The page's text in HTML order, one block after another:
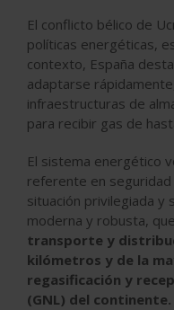
El conflicto bélico de
políticas energéticas,
contexto, España
adaptarse
infraestructuras de
para recibir gas de
El sistema energético
referente en
situación privilegiada y
moderna y robusta,
transporte y
kilómetros y de la
regasificación y
(GNL) del continente.